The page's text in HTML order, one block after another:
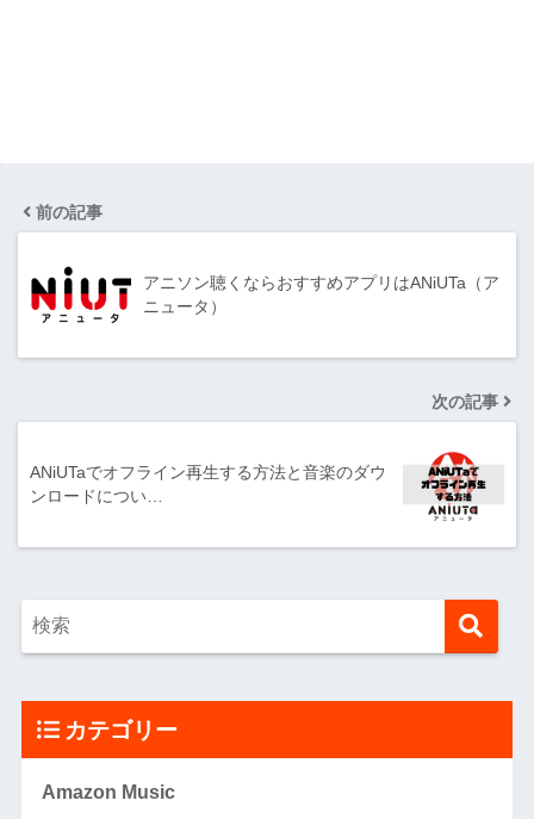
前の記事
アニソン聴くならおすすめアプリはANiUTa（ア
ニュータ）
次の記事
ANiUTaでオフライン再生する方法と音楽のダウ
ンロードについ…
カテゴリー
Amazon Music